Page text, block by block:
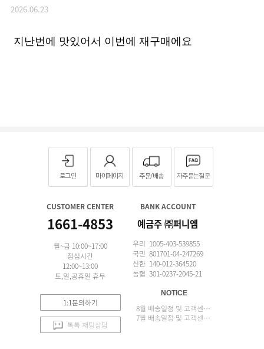
2026.06.23
지난번에 맛있어서 이번에 재구매에요
로그인 마이페이지 주문/배송 자주묻는질문
CUSTOMER CENTER
1661-4853
월~금 10:00~17:00
점심시간
12:00~13:00
토,일,공휴일 휴무
1:1문의하기
톡톡 채팅상담
BANK ACCOUNT
예금주 ㈜퍼니엠
우리 1005-403-539855
국민 801701-04-247269
신한 140-012-364520
농협 301-0237-2045-21
NOTICE
8월 배송일정 및 고객센터 업무 안내
7월 배송일정 및 고객센터 업무 안내